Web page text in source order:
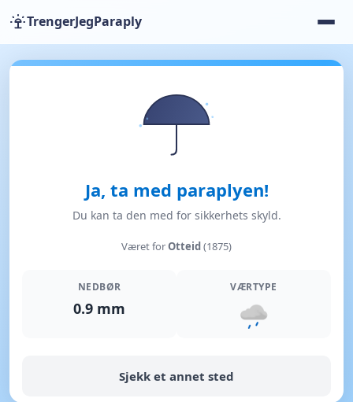
TrengerJegParaply
Ja, ta med paraplyen!
Du kan ta den med for sikkerhets skyld.
Været forOtteid(1875)
NEDBØR
0.9 mm
VÆRTYPE
Sjekk et annet sted